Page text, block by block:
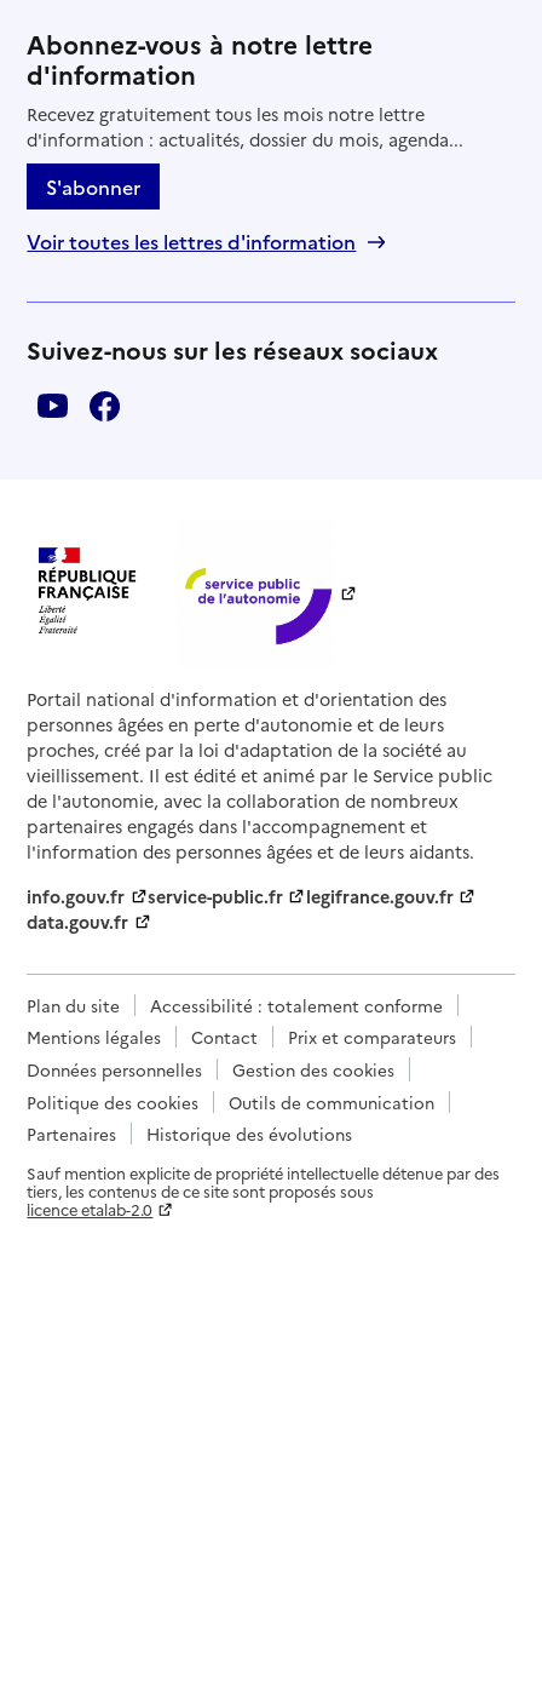
Abonnez-vous à notre lettre
d'information
Recevez gratuitement tous les mois notre lettre
d'information : actualités, dossier du mois, agenda...
S'abonner
Voir toutes les lettres d'information
Suivez-nous sur les réseaux sociaux
Portail national d'information et d'orientation des
personnes âgées en perte d'autonomie et de leurs
proches, créé par la loi d'adaptation de la société au
vieillissement. Il est édité et animé par le Service public
de l'autonomie, avec la collaboration de nombreux
partenaires engagés dans l'accompagnement et
l'information des personnes âgées et de leurs aidants.
info.gouv.fr
service-public.fr
legifrance.gouv.fr
data.gouv.fr
Plan du site
Accessibilité : totalement conforme
Mentions légales
Contact
Prix et comparateurs
Données personnelles
Gestion des cookies
Politique des cookies
Outils de communication
Partenaires
Historique des évolutions
Sauf mention explicite de propriété intellectuelle détenue par des
tiers, les contenus de ce site sont proposés sous
licence etalab-2.0